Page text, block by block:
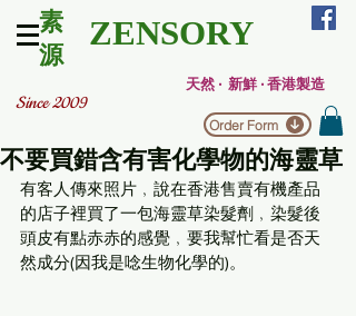
ZENSORY
天然 ‧ 新鮮 ‧ 香港製造
Since 2009
素
源
Order Form
不要買錯含有害化學物的海靈草
有客人傳來照片﹐說在香港售賣有機產品
的店子裡買了一包海靈草染髮劑﹐染髮後
頭皮有點赤赤的感覺﹐要我幫忙看是否天
然成分(因我是唸生物化學的)。